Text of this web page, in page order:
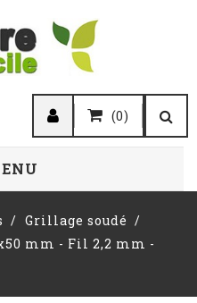
(0)
Grillage soudé
mm - Fil 2,2 mm -